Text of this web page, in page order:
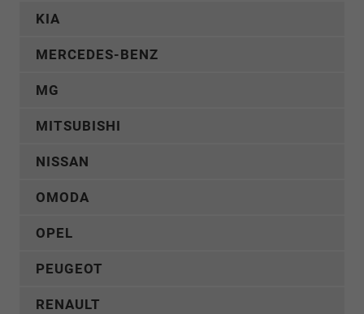
KIA
MERCEDES-BENZ
MG
MITSUBISHI
NISSAN
OMODA
OPEL
PEUGEOT
RENAULT